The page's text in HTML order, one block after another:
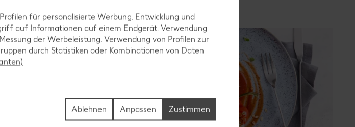
für personalisierte Werbung. Entwicklung und
auf Informationen auf einem Endgerät. Verwendung
der Werbeleistung. Verwendung von Profilen zur
durch Statistiken oder Kombinationen von Daten
Zustimmen
Anpassen
Ablehnen